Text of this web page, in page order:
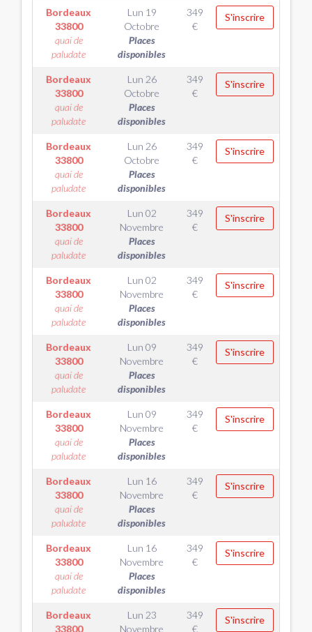
Bordeaux
33800
quai de
paludate
Lun 19
Octobre
Places
disponibles
349
€
S'inscrire
Bordeaux
33800
quai de
paludate
Lun 26
Octobre
Places
disponibles
349
€
S'inscrire
Bordeaux
33800
quai de
paludate
Lun 26
Octobre
Places
disponibles
349
€
S'inscrire
Bordeaux
33800
quai de
paludate
Lun 02
Novembre
Places
disponibles
349
€
S'inscrire
Bordeaux
33800
quai de
paludate
Lun 02
Novembre
Places
disponibles
349
€
S'inscrire
Bordeaux
33800
quai de
paludate
Lun 09
Novembre
Places
disponibles
349
€
S'inscrire
Bordeaux
33800
quai de
paludate
Lun 09
Novembre
Places
disponibles
349
€
S'inscrire
Bordeaux
33800
quai de
paludate
Lun 16
Novembre
Places
disponibles
349
€
S'inscrire
Bordeaux
33800
quai de
paludate
Lun 16
Novembre
Places
disponibles
349
€
S'inscrire
Bordeaux
33800
Lun 23
Novembre
349
€
S'inscrire